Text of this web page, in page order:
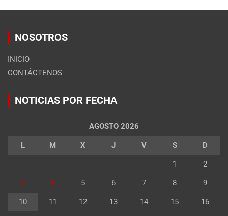
NOSOTROS
INICIO
CONTÁCTENOS
NOTICIAS POR FECHA
AGOSTO 2026
L M X J V S D
1 2
3 4 5 6 7 8 9
10 11 12 13 14 15 16